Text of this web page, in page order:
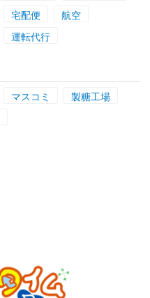
宅配便
航空
運転代行
マスコミ
製糖工場